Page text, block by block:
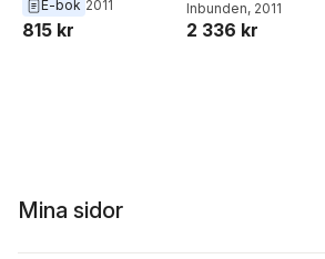
Elisabeth R. Hayes
E-bok 2011
815 kr
Elisabeth R. Hayes
Inbunden, 2011
2 336 kr
Mina sidor